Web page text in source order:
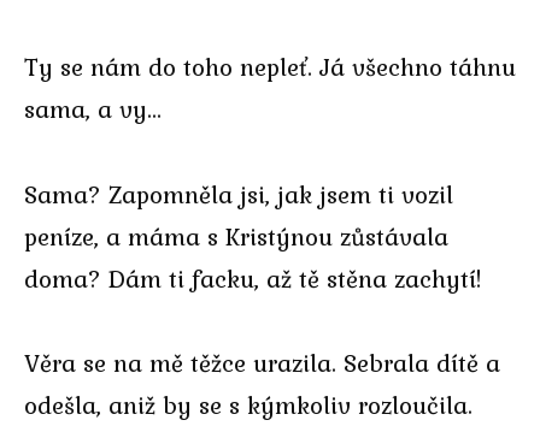
Ty se nám do toho nepleť. Já všechno táhnu
sama, a vy…
Sama? Zapomněla jsi, jak jsem ti vozil
peníze, a máma s Kristýnou zůstávala
doma? Dám ti facku, až tě stěna zachytí!
Věra se na mě těžce urazila. Sebrala dítě a
odešla, aniž by se s kýmkoliv rozloučila.